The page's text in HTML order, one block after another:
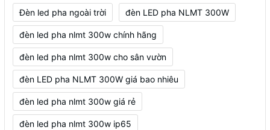
Đèn led pha ngoài trời đèn LED pha NLMT 300W
đèn led pha nlmt 300w chính hãng
đèn led pha nlmt 300w cho sân vườn
đèn LED pha NLMT 300W giá bao nhiêu
đèn led pha nlmt 300w giá rẻ
đèn led pha nlmt 300w ip65